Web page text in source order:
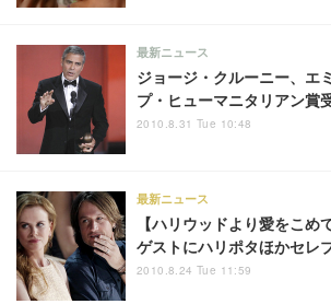
ジョージ・クルーニー、エ
プ・ヒューマニタリアン賞
最新ニュース
2010.8.31 Tue 10:48
【ハリウッドより愛をこめ
ゲストにハリポタほかセレ
最新ニュース
2010.8.24 Tue 11:59